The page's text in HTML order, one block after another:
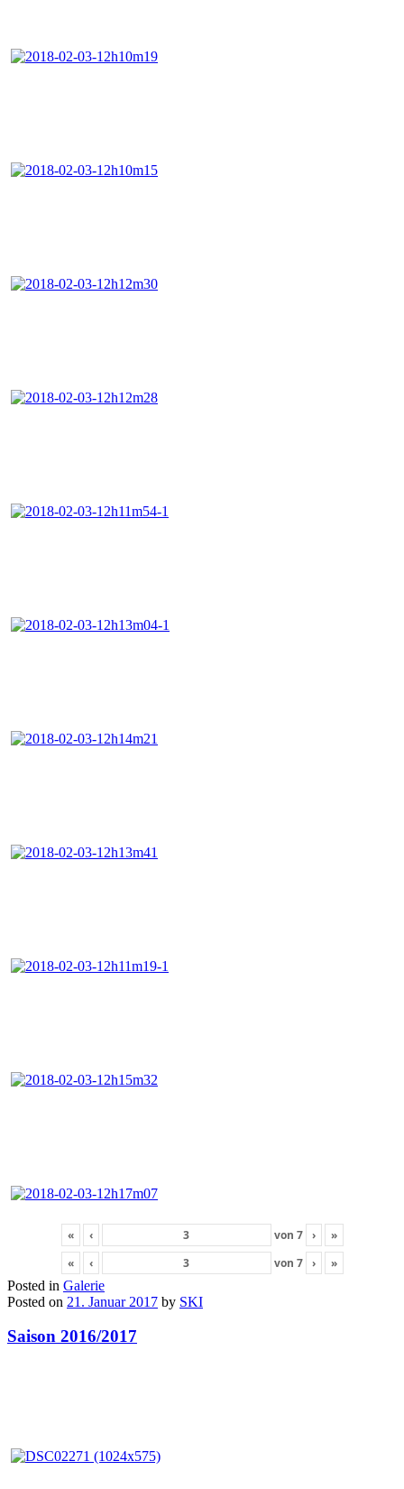
« ‹ von 7 ›
»
«
‹ von 7 ›
»
Posted in Galerie
Posted on 21. Januar 2017 by SKI
Saison 2016/2017